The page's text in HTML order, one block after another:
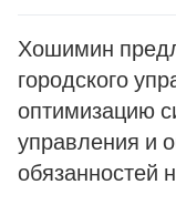
Хошимин
городского
оптимизацию
управления и
обязанностей